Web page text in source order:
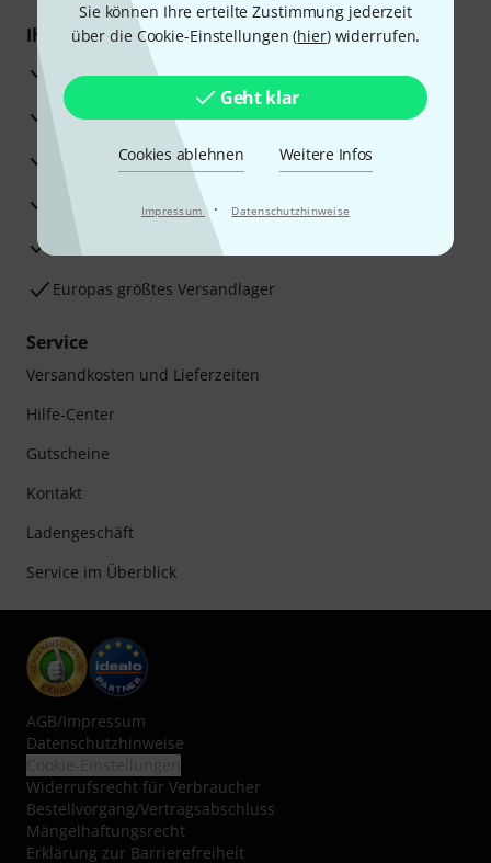
Sie können Ihre erteilte Zustimmung jederzeit
über die Cookie-Einstellungen (hier) widerrufen.
Geht klar
Cookies ablehnen Weitere Infos
Impressum · Datenschutzhinweise
Ihre Vorteile
3 Jahre Thomann Garantie
30 Tage Money-Back-Garantie
Reparaturservice
Beratung durch Fachexperten
Zufriedenheitsgarantie
Europas größtes Versandlager
Service
Versandkosten und Lieferzeiten
Hilfe-Center
Gutscheine
Kontakt
Ladengeschäft
Service im Überblick
AGB/Impressum
Datenschutzhinweise
Widerrufsrecht für Verbraucher
Bestellvorgang/Vertragsabschluss
Mängelhaftungsrecht
Erklärung zur Barrierefreiheit